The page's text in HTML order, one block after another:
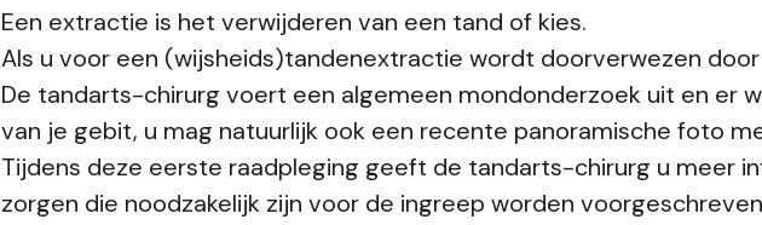
Een extractie is het verwijderen van een tand of kies.
Als u voor een (wijsheids)tandenextractie wordt doorverwezen
De tandarts-chirurg voert een algemeen mondonderzoek uit en er
van je gebit, u mag natuurlijk ook een recente panoramische foto
Tijdens deze eerste raadpleging geeft de tandarts-chirurg u meer
zorgen die noodzakelijk zijn voor de ingreep worden